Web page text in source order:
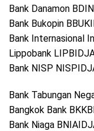
Bank Danamon
Bank Bukopin
Bank Internasional
Lippobank
Bank NISP
Bank Tabungan
Bangkok Bank
Bank Niaga